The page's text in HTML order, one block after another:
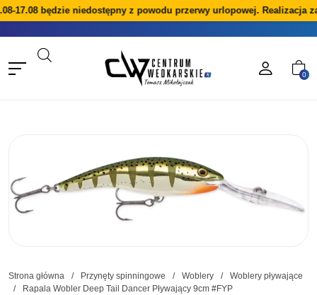
17.08 będzie niedostępny z powodu przerwy urlopowej. Realizacja
0
Strona główna / Przynęty spinningowe / Woblery /
Woblery pływające
/
Rapala Wobler Deep Tail Dancer Pływający 9cm #FYP